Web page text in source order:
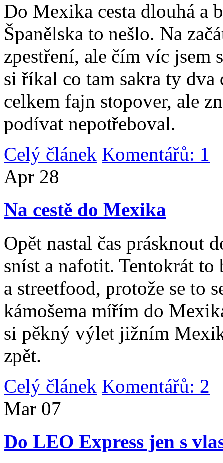
Do Mexika cesta dlouhá a
Španělska to nešlo. Na
zpestření, ale čím víc jsem
si říkal co tam sakra ty
celkem fajn stopover, ale
podívat nepotřeboval.
Celý článek Komentářů: 1
Apr 28
Na cestě do Mexika
Opět nastal čas prásknout
sníst a nafotit. Tentokrát
a streetfood, protože se to
kámošema mířím do
si pěkný výlet jižním
zpět.
Celý článek Komentářů: 2
Mar 07
Do LEO Express jen s